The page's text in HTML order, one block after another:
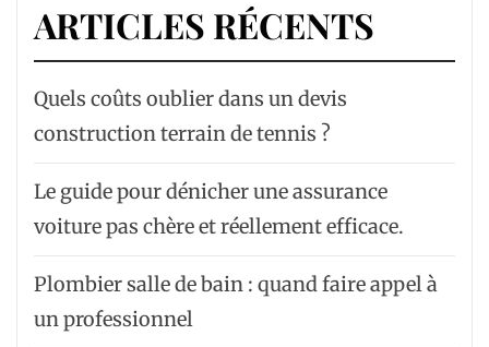
ARTICLES RÉCENTS
Quels coûts oublier dans un devis
construction terrain de tennis ?
Le guide pour dénicher une assurance
voiture pas chère et réellement efficace.
Plombier salle de bain : quand faire appel à
un professionnel